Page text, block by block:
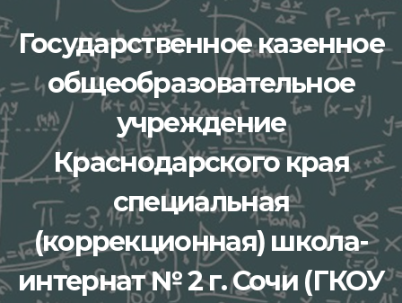
Перейти
к
содержимому
Государственное казенное
общеобразовательное
учреждение
Краснодарского края
специальная
(коррекционная) школа-
интернат № 2 г. Сочи (ГКОУ